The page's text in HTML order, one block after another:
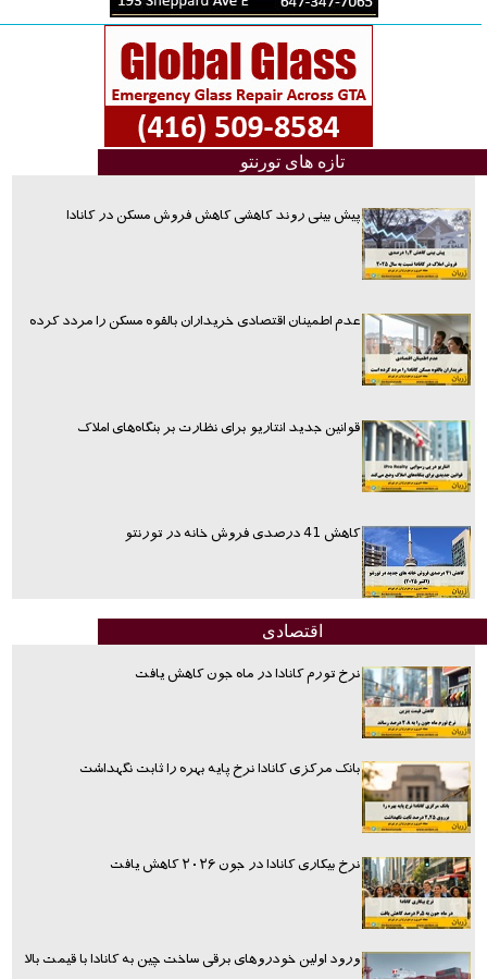
تازه های تورنتو
پیش بینی روند کاهشی کاهش فروش مسکن در کانادا
عدم اطمینان اقتصادی خریداران بالقوه مسکن را مردد کرده
قوانین جدید انتاریو برای نظارت بر بنگاه‌های املاک
کاهش 41 درصدی فروش خانه در تورنتو
اقتصادی
نرخ تورم کانادا در ماه جون کاهش یافت
بانک مرکزی کانادا نرخ پایه بهره را ثابت نگهداشت
نرخ بیکاری کانادا در جون ۲۰۲۶ کاهش یافت
ورود اولین خودروهای برقی ساخت چین به کانادا با قیمت بالا